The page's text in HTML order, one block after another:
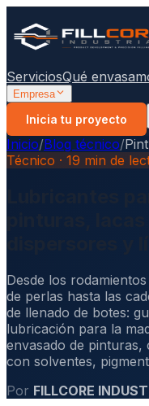
ServiciosQué
Empresa
Inicia tu proyecto
Inicio/Blog técnico/
Técnico · 19 min de
Desde los
de perlas hasta las
de llenado de botes:
lubricación para la
envasado de pinturas,
con solventes,
Por FILLCORE